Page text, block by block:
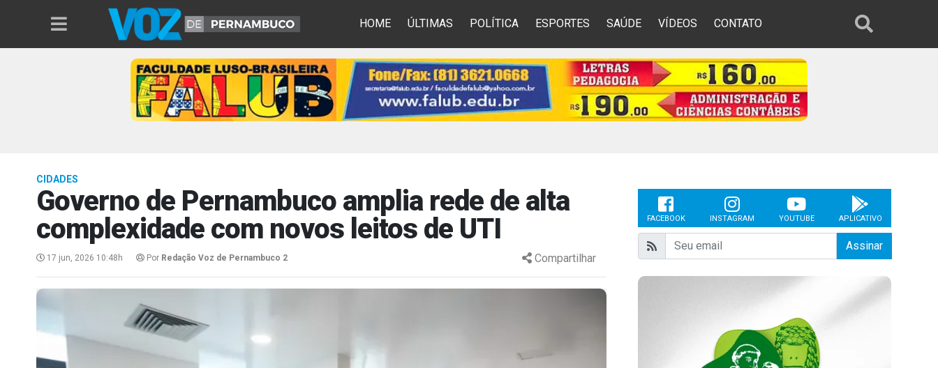
HOME ÚLTIMAS POLÍTICA ESPORTES SAÚDE VÍDEOS CONTATO
CIDADES
Governo de Pernambuco amplia rede de alta
complexidade com novos leitos de UTI
17 jun, 2026 10:48h Por Redação Voz de Pernambuco 2 Compartilhar
FACEBOOK INSTAGRAM YOUTUBE APLICATIVO
Assinar